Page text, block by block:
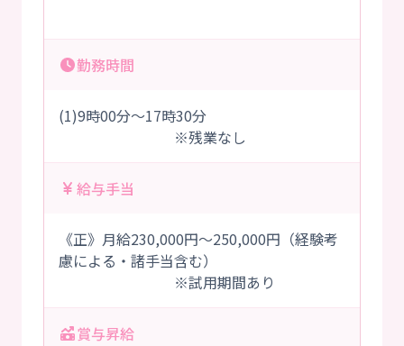
勤務時間
(1)9時00分～17時30分
※残業なし
給与手当
《正》月給230,000円～250,000円（経験考
慮による・諸手当含む）
※試用期間あり
賞与昇給